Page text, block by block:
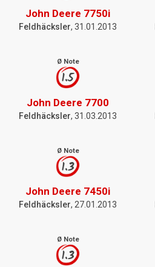
John Deere 7750i
Feldhäcksler, 31.01.2013
Ø Note
1.5
John Deere 7700
Feldhäcksler, 31.03.2013
Ø Note
1.3
John Deere 7450i
Feldhäcksler, 27.01.2013
Ø Note
1.3